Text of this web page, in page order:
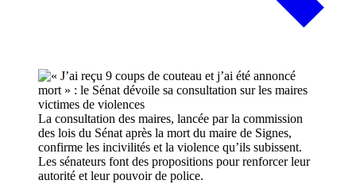
La consultation des maires, lancée par la commission
des lois du Sénat après la mort du maire de Signes,
confirme les incivilités et la violence qu’ils subissent.
Les sénateurs font des propositions pour renforcer leur
autorité et leur pouvoir de police.